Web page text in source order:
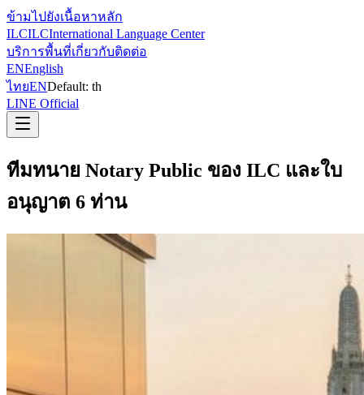
ข้ามไปยังเนื้อหาหลัก
ILCILCInternational Language Center
บริการพื้นที่เกี่ยวกับติดต่อ
ENEnglish
ไทยENDefault: th
LINE Official
ทีมทนาย Notary Public ของ ILC และใบ
อนุญาต 6 ท่าน